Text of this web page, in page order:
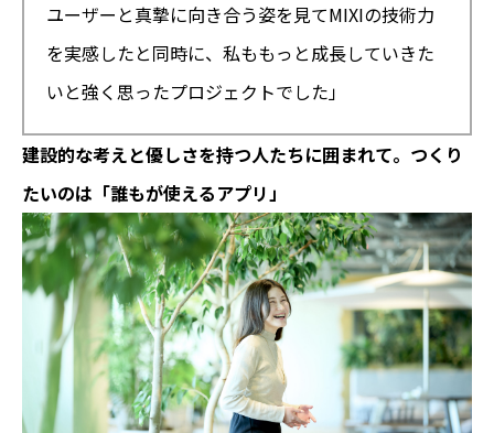
ユーザーと真摯に向き合う姿を見てMIXIの技術力
を実感したと同時に、私ももっと成長していきた
いと強く思ったプロジェクトでした」
建設的な考えと優しさを持つ人たちに囲まれて。つくり
たいのは「誰もが使えるアプリ」